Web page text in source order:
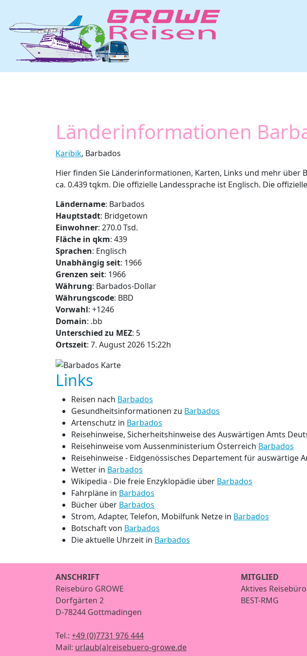
Länderinformationen
Karibik, Barbados
Hier finden Sie Länderinformationen, Karten, Links und mehr über
ca. 0.439 tqkm. Die offizielle Landessprache ist Englisch. Die
Ländername: Barbados
Hauptstadt: Bridgetown
Einwohner: 270.0 Tsd.
Fläche in qkm: 439
Sprachen: Englisch
Unabhängig seit: 1966
Grenzen seit: 1966
Währung: Barbados-Dollar
Währungscode: BBD
Vorwahl: +1246
Domain: .bb
Unterschied zu MEZ: 5
Ortszeit: 7. August 2026 15:22h
Links
Reisen nach Barbados
Gesundheitsinformationen zu Barbados
Artenschutz in Barbados
Reisehinweise, Sicherheitshinweise des Auswärtigen Amts
Reisehinweise vom Aussenministerium Österreich Barbados
Reisehinweise - Eidgenössisches Departement für auswärtige
Wetter in Barbados
Wikipedia - Die freie Enzyklopädie über Barbados
Fahrpläne in Barbados
Bücher über Barbados
Strom, Adapter, Telefon, Mobilfunk Netze in Barbados
Botschaft von Barbados
Die aktuelle Uhrzeit in Barbados
ANSCHRIFT
Reisebüro GROWE
Dorfgärten 2
D-78244 Gottmadingen
Tel.: +49 (0)7731 976 444
Mail: urlaub(a)reisebuero-growe.de
MITGLIED
Aktives
BEST-RMG